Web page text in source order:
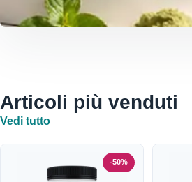
Articoli più venduti
Vedi tutto
-50%